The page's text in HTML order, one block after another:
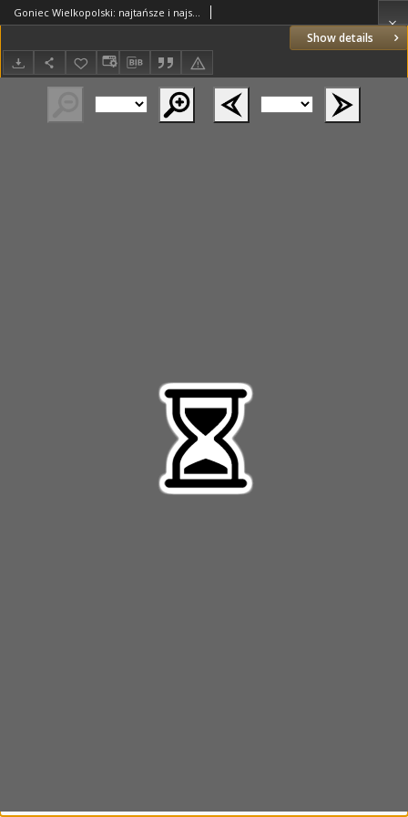
Show details
Goniec Wielkopolski: najtańsze i najstarsze pismo codzienne dla wszystkich stanów 1915.07.31 R.38 Nr172